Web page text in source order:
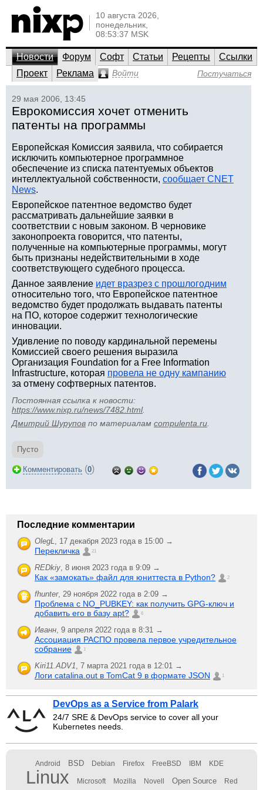
10 августа 2026,
понедельник,
08:53:37 MSK
Новости Форум Софт Статьи Рецепты
Ссылки
Проект
Реклама Войти Постучаться
29 мая 2006, 13:45
Еврокомиссия хочет отменить
патенты на программы
Европейская Комиссия заявила, что собирается
исключить компьютерное программное
обеспечение из списка патентуемых объектов
интеллектуальной собственности, сообщает CNET
News.
Европейское патентное ведомство будет
рассматривать дальнейшие заявки в
соответствии с новым законом. В черновике
законопроекта говорится, что патенты,
полученные на компьютерные программы, могут
быть признаны недействительными в ходе
соответствующего судебного процесса.
Данное заявление идет вразрез с прошлогодним
относительно того, что Европейское патентное
ведомство будет продолжать выдавать патенты
на ПО, которое содержит технологические
инновации.
Удивление по поводу кардинальной перемены
Комиссией своего решения выразила
Организация Foundation for a Free Information
Infrastructure, которая провела не одну кампанию
за отмену софтверных патентов.
Постоянная ссылка к новости:
https://www.nixp.ru/news/7482.html.
Дмитрий Шурупов по материалам compulenta.ru
Пусто
Комментировать (0)
Последние комментарии
OlegL, 17 декабря 2023 года в 15:00 →
Перекличка 21
REDkiy, 8 июня 2023 года в 9:09 →
Как «замокать» файл для юниттеста в Python? 2
fhunter, 29 ноября 2022 года в 2:09 →
Проблема с NO_PUBKEY: как получить GPG-ключ и
добавить его в базу apt?
6
Иванн, 9 апреля 2022 года в 8:31 →
Ассоциация РАСПО провела первое учредительное
собрание
1
Kiri11.ADV1, 7 марта 2021 года в 12:01 →
Логи catalina.out в TomCat 9 в формате JSON 1
DevOps as a Service from Palark
24/7 SRE & DevOps service to cover all your
Kubernetes needs.
Android BSD Debian Firefox FreeBSD IBM KDE
Linux Microsoft Mozilla Novell Open Source Red